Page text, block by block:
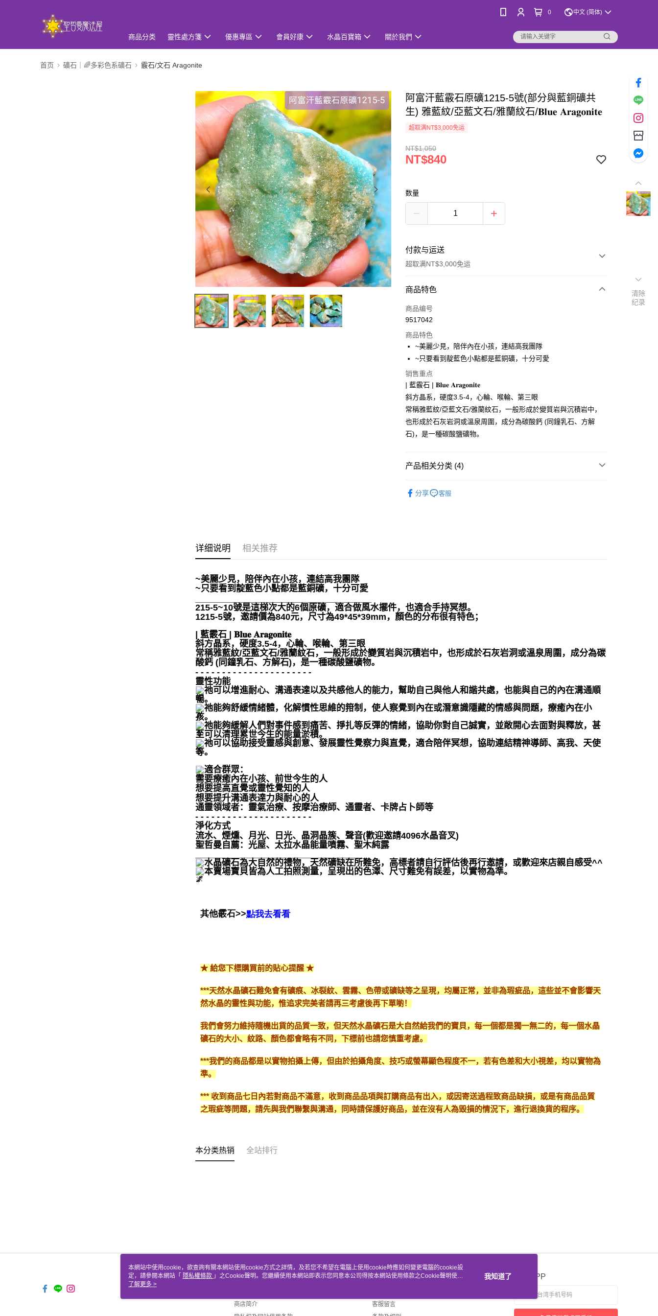
0 中文 (简体)
商品分类 靈性處方箋 優惠專區 會員好康 水晶百寶箱 關於我們
首页 礦石｜🌈多彩色系礦石 霰石/文石 Aragonite
阿富汗藍霰石原礦1215-5號(部分與藍銅礦共
生) 雅藍紋/亞藍文石/雅蘭紋石/𝐁𝐥𝐮𝐞 𝐀𝐫𝐚𝐠𝐨𝐧𝐢𝐭𝐞
超取满NT$3,000免运
NT$1,050
NT$840
数量
付款与运送
超取满NT$3,000免运
付款方式
信用卡一次付款
LINE Pay
Apple Pay
街口支付
悠遊付
全家取貨付款
7-11取貨付款
免运费
商品特色
商品编号
9517042
商品特色
~美麗少見，陪伴內在小孩，連結高我團隊
~只要看到靛藍色小點都是藍銅礦，十分可愛
销售重点
| 藍霰石 | 𝐁𝐥𝐮𝐞 𝐀𝐫𝐚𝐠𝐨𝐧𝐢𝐭𝐞
斜方晶系，硬度3.5-4，心輪、喉輪、第三眼
常稱雅藍紋/亞藍文石/雅蘭紋石，一般形成於變質岩與沉積岩中，
也形成於石灰岩洞或溫泉周圍，成分為碳酸鈣 (同鐘乳石、方解
石)，是一種碳酸鹽礦物。
产品相关分类 (4)
分享 客服
详细说明 相关推荐
~美麗少見，陪伴內在小孩，連結高我團隊
~只要看到靛藍色小點都是藍銅礦，十分可愛
215-5~10號是這梯次大的6個原礦，適合做風水擺件，也適合手持冥想。
1215-5號，邀請價為840元，尺寸為49*45*39mm，顏色的分布很有特色；
| 藍霰石 | 𝐁𝐥𝐮𝐞 𝐀𝐫𝐚𝐠𝐨𝐧𝐢𝐭𝐞
斜方晶系，硬度3.5-4，心輪、喉輪、第三眼
常稱雅藍紋/亞藍文石/雅蘭紋石，一般形成於變質岩與沉積岩中，也形成於石灰岩洞或溫泉周圍，成分為碳
酸鈣 (同鐘乳石、方解石)，是一種碳酸鹽礦物。
- - - - - - - - - - - - - - - - - - - - - -
靈性功能
祂可以增進耐心、溝通表達以及共感他人的能力，幫助自己與他人和諧共處，也能與自己的內在溝通順
暢。
祂能夠舒緩情緒體，化解慣性思維的箝制，使人察覺到內在或潛意識隱藏的情感與問題，療癒內在小
孩。
祂能夠緩解人們對事件感到痛苦、掙扎等反彈的情緒，協助你對自己誠實，並敞開心去面對與釋放，甚
至可以清理累世今生的能量淤積。
祂可以協助接受靈感與創意、發展靈性覺察力與直覺，適合陪伴冥想，協助連結精神導師、高我、天使
等。
適合群眾：
需要療癒內在小孩、前世今生的人
想要提高直覺或靈性覺知的人
想要提升溝通表達力與耐心的人
通靈領域者：靈氣治療、按摩治療師、通靈者、卡牌占卜師等
- - - - - - - - - - - - - - - - - - - - - -
淨化方式
流水、煙燻、月光、日光、晶洞晶簇、聲音(歡迎邀請4096水晶音叉)
聖哲曼自薦：光屋、太拉水晶能量噴霧、聖木純露
水晶礦石為大自然的禮物，天然礦缺在所難免，高標者請自行評估後再行邀請，或歡迎來店親自感受^^
本賣場寶貝皆為人工拍照測量，呈現出的色澤、尺寸難免有誤差，以實物為準。
其他霰石>>點我去看看
★ 給您下標購買前的貼心提醒 ★
***天然水晶礦石難免會有礦痕、冰裂紋、雲霧、色帶或礦缺等之呈現，均屬正常，並非為瑕疵品，這些並不會影響天
然水晶的靈性與功能，惟追求完美者請再三考慮後再下單喲！
我們會努力維持隨機出貨的品質一致，但天然水晶礦石是大自然給我們的寶貝，每一個都是獨一無二的，每一個水晶
礦石的大小、紋路、顏色都會略有不同，下標前也請您慎重考慮。
***我們的商品都是以實物拍攝上傳，但由於拍攝角度、技巧或螢幕顯色程度不一，若有色差和大小視差，均以實物為
準。
*** 收到商品七日內若對商品不滿意，收到商品品項與訂購商品有出入，或因寄送過程致商品缺損，或是有商品品質
之瑕疵等問題，請先與我們聯繫與溝通，同時請保護好商品，並在沒有人為毀損的情況下，進行退換貨的程序。
本分类热销 全站排行
关于我们
商店简介
客服资讯
客服留言
官方APP
清除
纪录
本網站中使用cookie，欲查詢有關本網站使用cookie方式之詳情，及若您不希望在電腦上使用cookie時應如何變更電腦的cookie設
定，請參閱本網站「 隱私權條款 」之Cookie聲明。您繼續使用本網站即表示您同意本公司得按本網站使用條款之Cookie聲明使用
cookie。
了解更多 >
我知道了